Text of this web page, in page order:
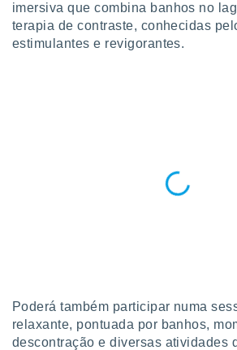
com
Pode
a
imersiva que combina banhos no
terapia de contraste, conhecidas
estimulantes e revigorantes.
Poderá também participar numa
relaxante, pontuada por banhos,
descontração e diversas atividades